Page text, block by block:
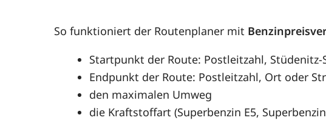
So funktioniert der Routenplaner mit
Startpunkt der Route: Postleitzahl,
Endpunkt der Route: Postleitzahl, Ort oder
den maximalen Umweg
die Kraftstoffart (Superbenzin E5,